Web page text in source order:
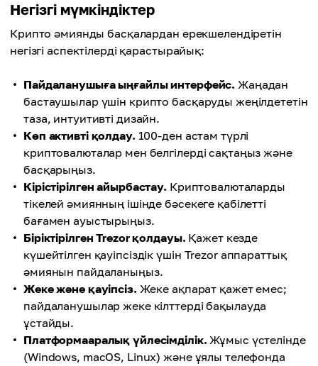
Негізгі мүмкіндіктер
Крипто әмиянды басқалардан ерекшелендіретін
негізгі аспектілерді қарастырайық:
Пайдаланушыға ыңғайлы интерфейс. Жаңадан
бастаушылар үшін крипто басқаруды жеңілдететін
таза, интуитивті дизайн.
Көп активті қолдау. 100-ден астам түрлі
криптовалюталар мен белгілерді сақтаңыз және
басқарыңыз.
Кірістірілген айырбастау. Криптовалюталарды
тікелей әмиянның ішінде бәсекеге қабілетті
бағамен ауыстырыңыз.
Біріктірілген Trezor қолдауы. Қажет кезде
күшейтілген қауіпсіздік үшін Trezor аппараттық
әмиянын пайдаланыңыз.
Жеке және қауіпсіз. Жеке ақпарат қажет емес;
пайдаланушылар жеке кілттерді бақылауда
ұстайды.
Платформааралық үйлесімділік. Жұмыс үстелінде
(Windows, macOS, Linux) және ұялы телефонда